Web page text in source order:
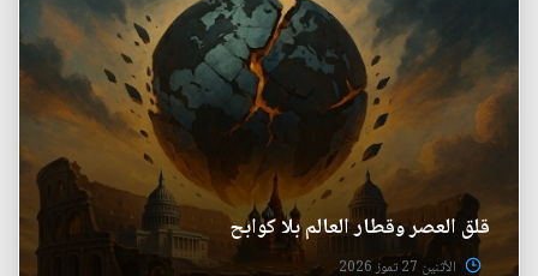
قلق العصر وقطار العالم بلا كوابح
الأثنين 27 تموز 2026